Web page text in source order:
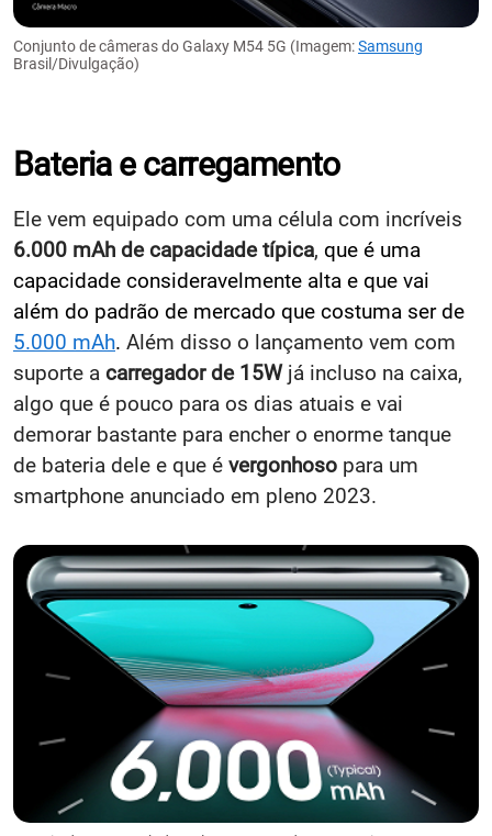
Conjunto de câmeras do Galaxy M54 5G (Imagem:Samsung
Brasil/Divulgação)
Bateria e carregamento
Ele vem equipado com uma célula com incríveis
6.000 mAh de capacidade típica, que é uma
capacidade consideravelmente alta e que vai
além do padrão de mercado que costuma ser de
5.000 mAh. Além disso o lançamento vem com
suporte a carregador de 15Wjá incluso na caixa,
algo que é pouco para os dias atuais e vai
demorar bastante para encher o enorme tanque
de bateria dele e que é vergonhoso para um
smartphone anunciado em pleno 2023.